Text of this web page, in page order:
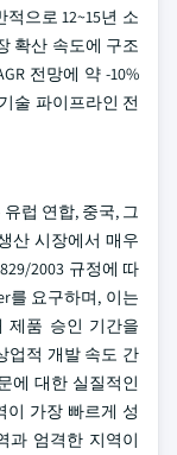
으로 12~15년 소
확산 속도에 구조
전망에 약 -10%
술 파이프라인 전
럽 연합, 중국, 그
산 시장에서 매우
2003 규정에 따
를 요구하며, 이는
제품 승인 기간을
업적 개발 속도 간
에 대한 실질적인
이 가장 빠르게 성
과 엄격한 지역이